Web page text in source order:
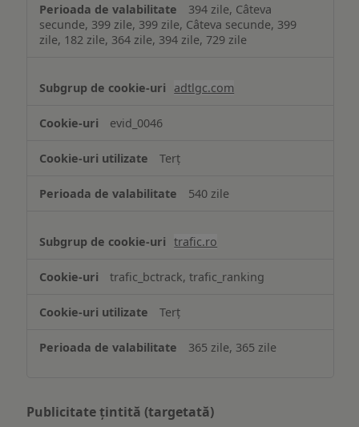
394 zile, Câteva
secunde, 399 zile, 399 zile, Câteva secunde, 399
zile, 182 zile, 364 zile, 394 zile, 729 zile
adtlgc.com
evid_0046
Terț
540 zile
trafic.ro
trafic_bctrack, trafic_ranking
Terț
365 zile, 365 zile
Publicitate țintită (targetată)